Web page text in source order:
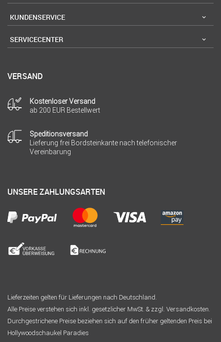
KUNDENSERVICE
SERVICECENTER
VERSAND
Kostenloser Versand
ab 200 EUR Bestellwert
Speditionsversand
Lieferung frei Bordsteinkante nach telefonischer
Vereinbarung
UNSERE ZAHLUNGSARTEN
Lieferzeiten gelten für Lieferungen nach Deutschland.
Alle Preise verstehen sich inkl. gesetzlicher MwSt. & zzgl. Versandkosten.
Durchgestrichene Preise beziehen sich auf den früher geltenden Preis bei
Hollywoodschaukel Paradies